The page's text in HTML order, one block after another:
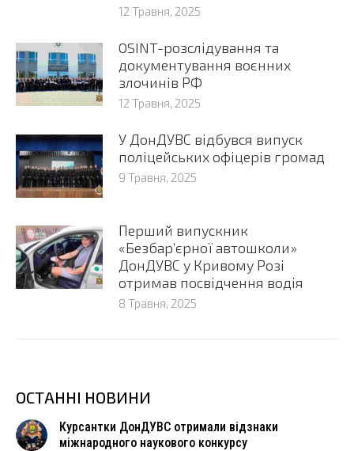
12 Травня, 2025
OSINT-розслідування та
документування воєнних
злочинів РФ
12 Травня, 2025
У ДонДУВС відбувся випуск
поліцейських офіцерів громад
9 Травня, 2025
Перший випускник
«Безбар’єрної автошколи»
ДонДУВС у Кривому Розі
отримав посвідчення водія
8 Травня, 2025
ОСТАННІ НОВИНИ
Курсантки ДонДУВС отримали відзнаки
міжнародного наукового конкурсу